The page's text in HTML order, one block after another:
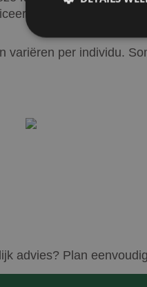
zorgverlener voor
variëren per individu.
advies? Plan